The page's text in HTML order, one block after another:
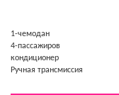
1-чемодан
4-пассажиров
кондиционер
Ручная трансмиссия